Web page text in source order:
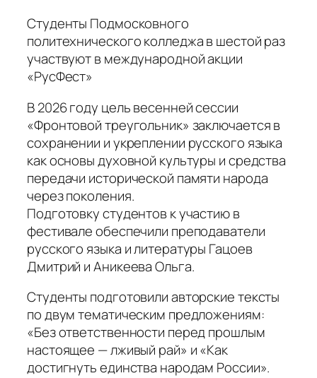
Студенты Подмосковного
политехнического колледжа в шестой раз
участвуют в международной акции
«РусФест»
В 2026 году цель весенней сессии
«Фронтовой треугольник» заключается в
сохранении и укреплении русского языка
как основы духовной культуры и средства
передачи исторической памяти народа
через поколения.
Подготовку студентов к участию в
фестивале обеспечили преподаватели
русского языка и литературы Гацоев
Дмитрий и Аникеева Ольга.
Студенты подготовили авторские тексты
по двум тематическим предложениям:
«Без ответственности перед прошлым
настоящее — лживый рай» и «Как
достигнуть единства народам России».